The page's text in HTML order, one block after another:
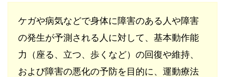
ケガや病気などで身体に障害のある人や障害
の発生が予測される人に対して、基本動作能
力（座る、立つ、歩くなど）の回復や維持、
および障害の悪化の予防を目的に、運動療法